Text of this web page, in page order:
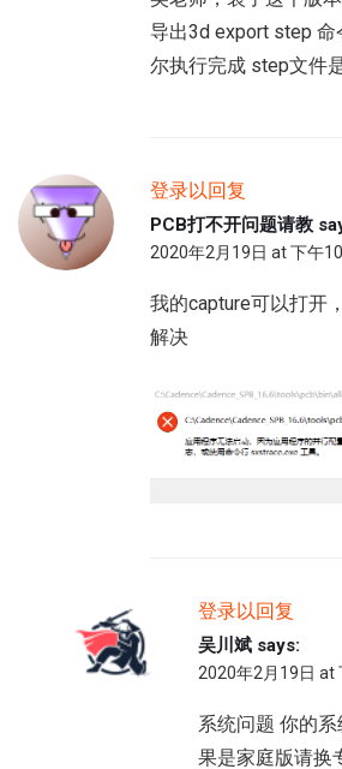
导出3d export step
尔执行完成 step文件
登录以回复
PCB打不开问题请教
2020年2月19日 at 下午
我的capture可以打开
解决
登录以回复
吴川斌 says:
2020年2月19日 at
系统问题 你的
果是家庭版请换